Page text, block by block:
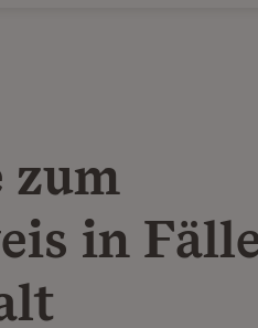
zum
in